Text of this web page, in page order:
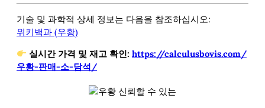
기술 및 과학적 상세 정보는 다음을 참조하십시오:
위키백과 (우황)
실시간 가격 및 재고 확인: https://calculusbovis.com/
우황-판매-소-담석/